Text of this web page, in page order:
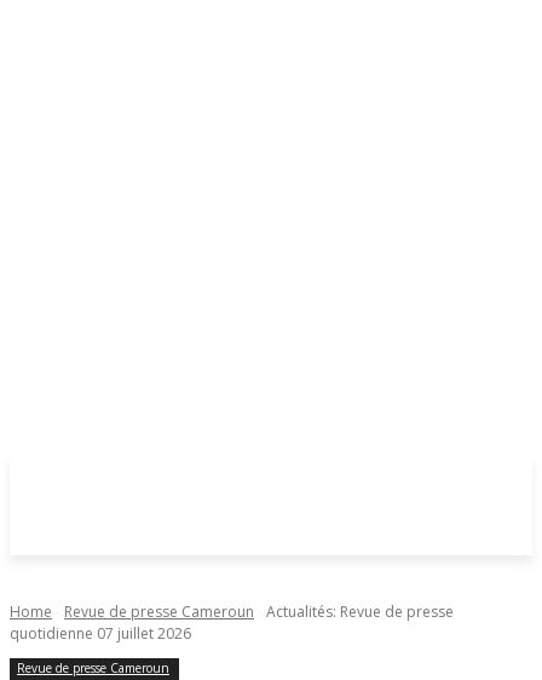
Home Revue de presse Cameroun
Actualités: Revue de presse
quotidienne 07 juillet 2026
Revue de presse Cameroun